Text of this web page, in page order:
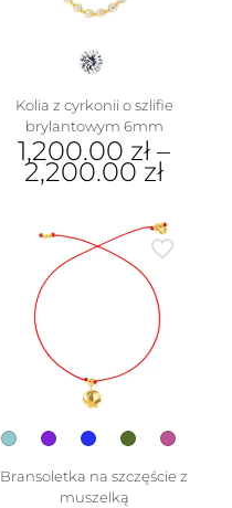
Kolia z cyrkonii o szlifie
brylantowym 6mm
1,200.00 zł –
2,200.00 zł
ma
wiele
wariantów.
stronie
produktu
Bransoletka na szczęście z
muszelką